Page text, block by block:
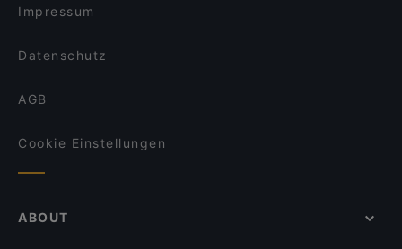
Impressum
Datenschutz
AGB
Cookie Einstellungen
ABOUT